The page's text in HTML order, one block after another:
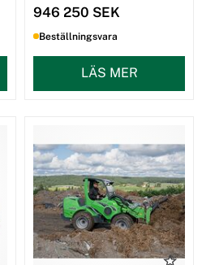
946 250 SEK
Beställningsvara
LÄS MER